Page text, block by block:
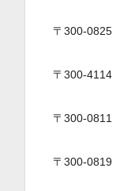
〒300-0825
〒300-4114
〒300-0811
〒300-0819